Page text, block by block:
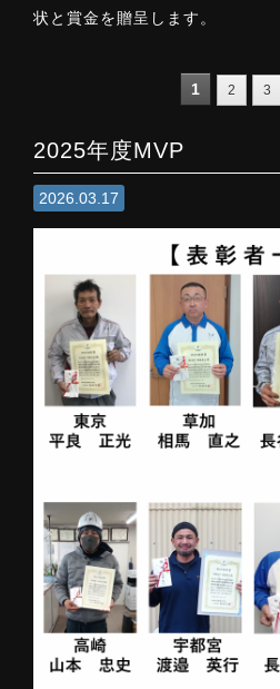
状と賞金を贈呈します。
1 2 3
2025年度MVP
2026.03.17